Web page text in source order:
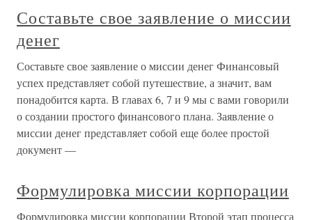
Составьте свое заявление о миссии
денег
Составьте свое заявление о миссии денег Финансовый
успех представляет собой путешествие, а значит, вам
понадобится карта. В главах 6, 7 и 9 мы с вами говорили
о создании простого финансового плана. Заявление о
миссии денег представляет собой еще более простой
документ —
Формулировка миссии корпорации
Формулировка миссии корпорации Второй этап процесса